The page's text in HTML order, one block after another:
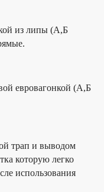
из липы (А,Б
евровагонкой (А,Б
трап и выводом
которую легко
использования